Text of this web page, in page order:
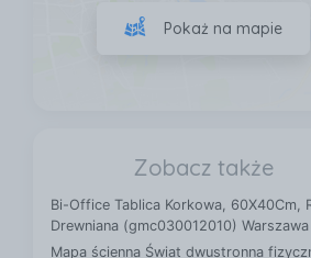
Pokaż na mapie
Zobacz także
Bi-Office Tablica Korkowa, 60X40Cm,
Drewniana (gmc030012010) Warszawa
Mapa ścienna Świat dwustronna